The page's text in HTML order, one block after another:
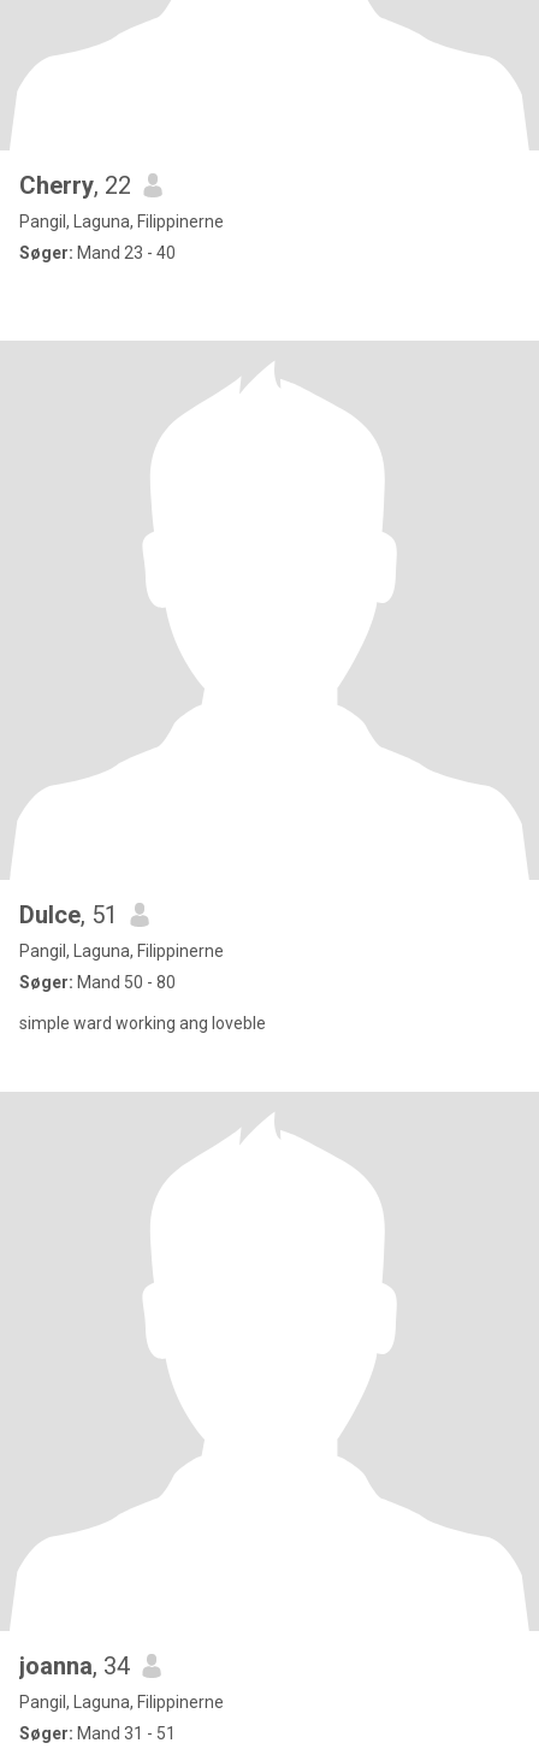
Cherry, 22
Pangil, Laguna, Filippinerne
Søger: Mand 23 - 40
Dulce, 51
Pangil, Laguna, Filippinerne
Søger: Mand 50 - 80
simple ward working ang loveble
joanna, 34
Pangil, Laguna, Filippinerne
Søger: Mand 31 - 51